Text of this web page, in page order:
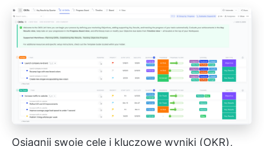
Osiągnij swoje cele i kluczowe wyniki (OKR),